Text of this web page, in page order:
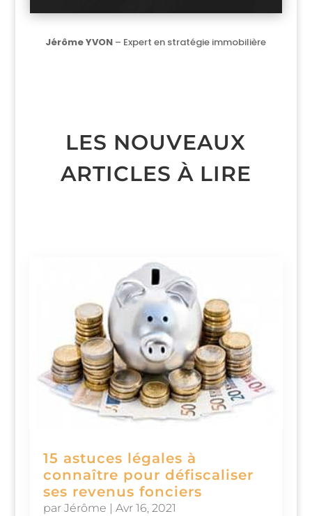
Jérôme YVON – Expert en stratégie immobilière
LES NOUVEAUX
ARTICLES À LIRE
15 astuces légales à
connaître pour défiscaliser
ses revenus fonciers
par Jérôme Avr 16, 2021